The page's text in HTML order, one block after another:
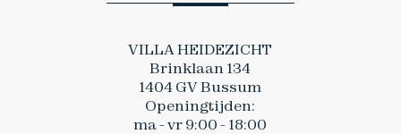
VILLA HEIDEZICHT
Brinklaan 134
1404 GV Bussum
Openingtijden:
ma - vr 9:00 - 18:00